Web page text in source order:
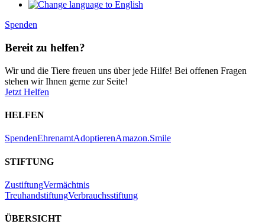
Spenden
Bereit zu helfen?
Wir und die Tiere freuen uns über jede Hilfe! Bei offenen Fragen
stehen wir Ihnen gerne zur Seite!
Jetzt Helfen
HELFEN
SpendenEhrenamtAdoptierenAmazon.Smile
STIFTUNG
ZustiftungVermächtnis
TreuhandstiftungVerbrauchsstiftung
ÜBERSICHT